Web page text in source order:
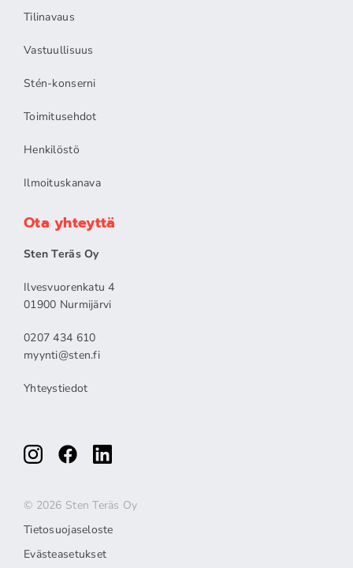
Tilinavaus
Vastuullisuus
Stén-konserni
Toimitusehdot
Henkilöstö
Ilmoituskanava
Ota yhteyttä
Sten Teräs Oy
Ilvesvuorenkatu 4
01900 Nurmijärvi
0207 434 610
myynti@sten.fi
Yhteystiedot
© 2026 Sten Teräs Oy
Tietosuojaseloste
Evästeasetukset